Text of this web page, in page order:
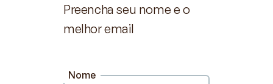
Preencha seu nome e o
melhor email
Nome